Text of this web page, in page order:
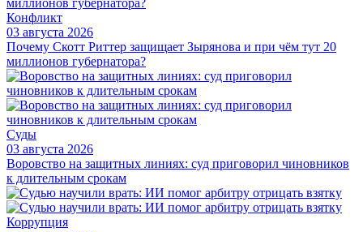
Конфликт
03 августа 2026
Почему Скотт Риттер защищает Зырянова и при чём тут 20
миллионов губернатора?
Суды
03 августа 2026
Воровство на защитных линиях: суд приговорил чиновников
к длительным срокам
Коррупция